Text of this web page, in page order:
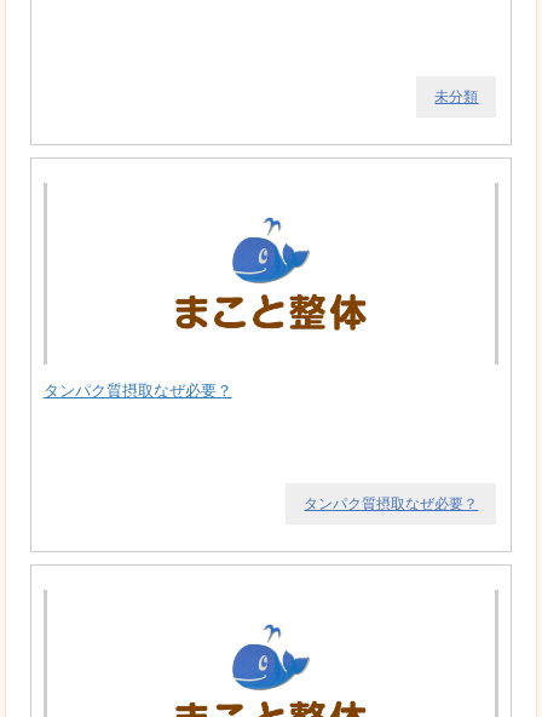
未分類
タンパク質摂取なぜ必要？
タンパク質摂取なぜ必要？